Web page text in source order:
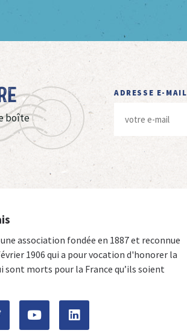
boîte
ADRESSE E-MAIL
association fondée en 1887 et reconnue
1906 qui a pour vocation d'honorer la
sont morts pour la France qu’ils soient